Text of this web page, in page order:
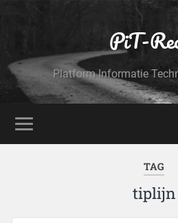
PiT-
Platform Informatie
TAG
tiplijn